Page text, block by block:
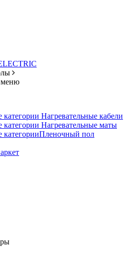
меню
Нагревательные кабели
Нагревательные маты
Пленочный пол